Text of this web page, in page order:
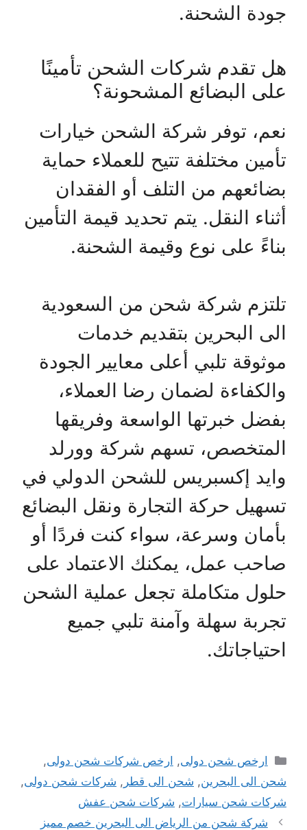
جودة الشحنة.
هل تقدم شركات الشحن تأمينًا
على البضائع المشحونة؟
نعم، توفر شركة الشحن خيارات
تأمين مختلفة تتيح للعملاء حماية
بضائعهم من التلف أو الفقدان
أثناء النقل. يتم تحديد قيمة التأمين
بناءً على نوع وقيمة الشحنة.
تلتزم شركة شحن من السعودية
الى البحرين بتقديم خدمات
موثوقة تلبي أعلى معايير الجودة
والكفاءة لضمان رضا العملاء،
بفضل خبرتها الواسعة وفريقها
المتخصص، تسهم شركة وورلد
وايد إكسبريس للشحن الدولي في
تسهيل حركة التجارة ونقل البضائع
بأمان وسرعة، سواء كنت فردًا أو
صاحب عمل، يمكنك الاعتماد على
حلول متكاملة تجعل عملية الشحن
تجربة سهلة وآمنة تلبي جميع
احتياجاتك.
التصنيفات
ارخص شحن دولى, ارخص شركات شحن دولى,
شحن الى البحرين, شحن الى قطر , شركات شحن دولى,
شركات شحن سيارات, شركات شحن عفش
شركة شحن من الرياض الى البحرين خصم مميز